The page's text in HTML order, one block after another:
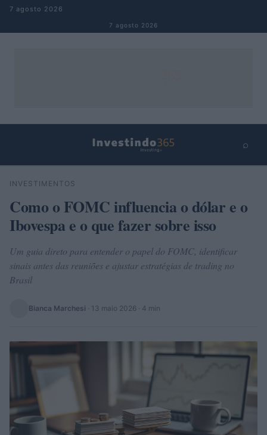
Pular para o conteúdo
7 agosto 2026
7 agosto 2026
⌕
Buscar
INVESTIMENTOS
Como o FOMC influencia o dólar e o
Ibovespa e o que fazer sobre isso
Um guia direto para entender o papel do FOMC, identificar
sinais antes das reuniões e ajustar estratégias de trading no
Brasil
Bianca Marchesi · 13 maio 2026 · 4 min